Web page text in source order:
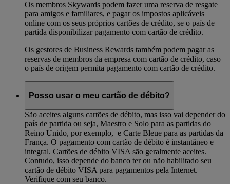
Os membros Skywards podem fazer uma reserva de resgate
para amigos e familiares, e pagar os impostos aplicáveis ​​
online com os seus próprios cartões de crédito, se o país de
partida disponibilizar pagamento com cartão de crédito.
Os gestores de Business Rewards também podem pagar as
reservas de membros da empresa com cartão de crédito, caso
o país de origem permita pagamento com cartão de crédito.
Posso usar o meu cartão de débito?
São aceites alguns cartões de débito, mas isso vai depender do
país de partida ou seja, Maestro e Solo para as partidas do
Reino Unido, por exemplo, e Carte Bleue para as partidas da
França. O pagamento com cartão de débito é instantâneo e
integral. Cartões de débito VISA são geralmente aceites.
Contudo, isso depende do banco ter ou não habilitado seu
cartão de débito VISA para pagamentos pela Internet.
Verifique com seu banco.